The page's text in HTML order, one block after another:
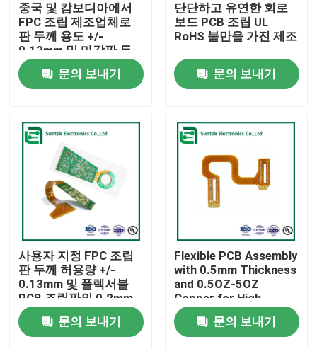
제품 소개
회사 소개
품질 관리
연락처
중국 및 캄보디아에서
FPC 조립 제조업체로
판 두께 용도 +/-
0.13mm 및 마감판 두
께 0.2mm-6.00mm
문의 보내기
단단하고 유연한 회로
보드 PCB 조립 UL
RoHS 불만을 가진 제조
문의 보내기
사용자 지정 FPC 조립
판 두께 허용량 +/-
0.13mm 및 플렉서블
PCB 조립판의 0.2mm-
6.00mm의 마무리 보드
두께
문의 보내기
Flexible PCB Assembly
with 0.5mm Thickness
and 0.5OZ-5OZ
Copper for High
Power Output
Applications문의 보내기